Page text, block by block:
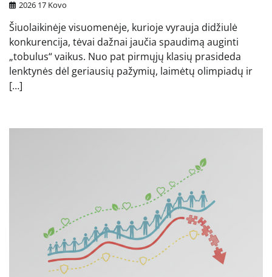
2026 17 Kovo
Šiuolaikinėje visuomenėje, kurioje vyrauja didžiulė
konkurencija, tėvai dažnai jaučia spaudimą auginti
„tobulus“ vaikus. Nuo pat pirmųjų klasių prasideda
lenktynės dėl geriausių pažymių, laimėtų olimpiadų ir
[…]